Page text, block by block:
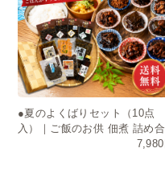
●夏のよくばりセット（10点
入）｜ご飯のお供 佃煮 詰め合
わせ お中元 ギフト 送料無料
7,980